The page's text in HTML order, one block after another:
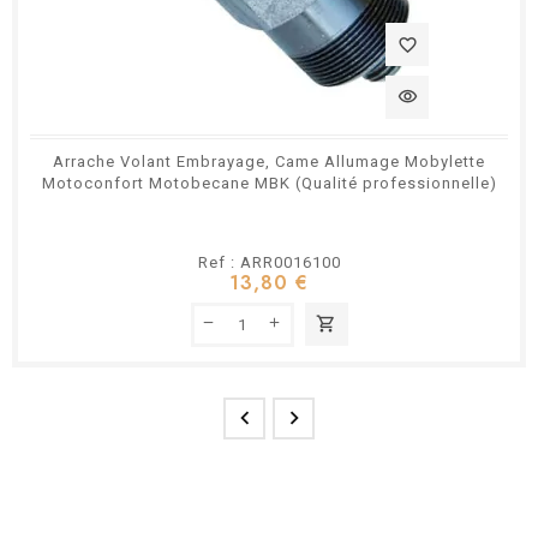
favorite_border
visibility
Arrache Volant Embrayage, Came Allumage Mobylette
Motoconfort Motobecane MBK (Qualité professionnelle)
Ref : ARR0016100
13,80 €
shopping_cart
 